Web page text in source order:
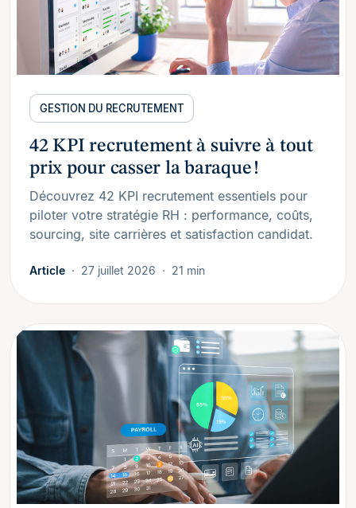
GESTION DU RECRUTEMENT
42 KPI recrutement à suivre à tout
prix pour casser la baraque !
Découvrez 42 KPI recrutement essentiels pour
piloter votre stratégie RH : performance, coûts,
sourcing, site carrières et satisfaction candidat.
Article 27 juillet 2026 21 min